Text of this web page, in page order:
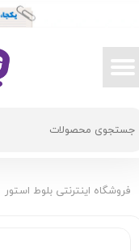
حساب کاربری من
تغییر گذر واژه
فروشگاه اینترنتی بلوط استور